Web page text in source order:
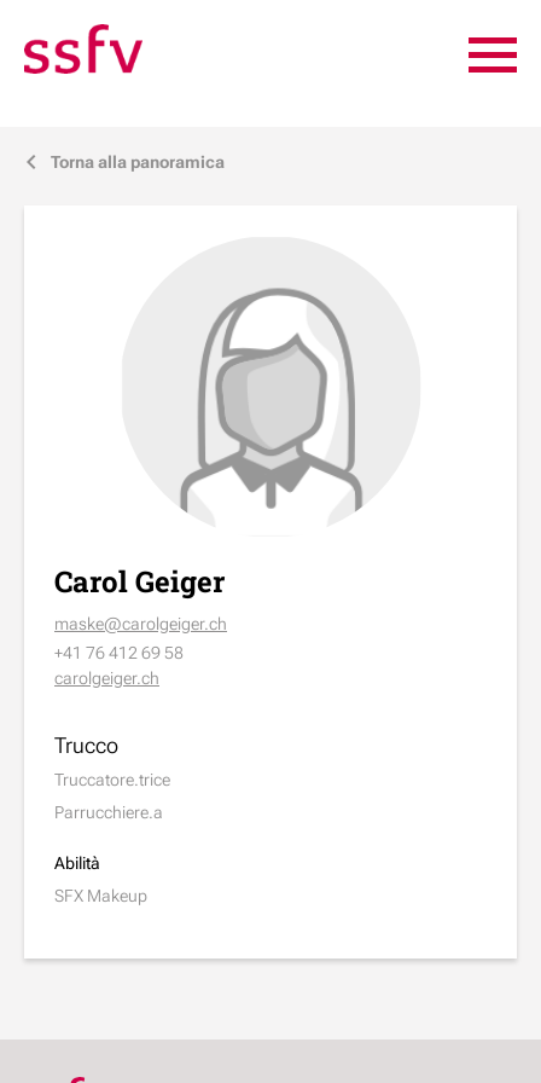
j Torna alla panoramica
Carol Geiger
maske@carolgeiger.ch
+41 76 412 69 58
carolgeiger.ch
Trucco
Truccatore.trice
Parrucchiere.a
Abilità
SFX Makeup